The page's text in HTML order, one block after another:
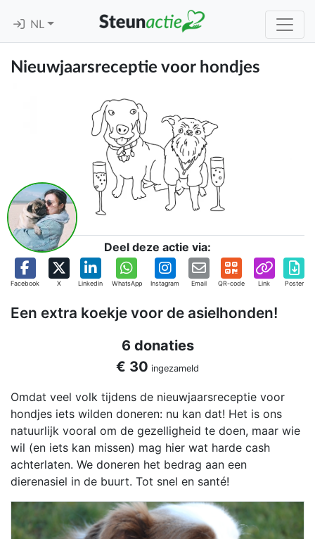
NL
Nieuwjaarsreceptie voor hondjes
Deel deze actie via:
Facebook X Linkedin WhatsApp Instagram Email QR-code Link Poster
Een extra koekje voor de asielhonden!
6 donaties
€ 30 ingezameld
Omdat veel volk tijdens de nieuwjaarsreceptie voor
hondjes iets wilden doneren: nu kan dat! Het is ons
natuurlijk vooral om de gezelligheid te doen, maar wie
wil (en iets kan missen) mag hier wat harde cash
achterlaten. We doneren het bedrag aan een
dierenasiel in de buurt. Tot snel en santé!